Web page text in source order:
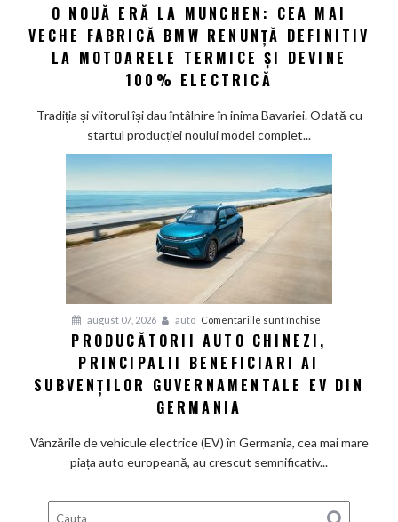
noi
O
nouă
eră
Cea
BMW
renunță
și
100%
O NOUĂ ERĂ LA MUNCHEN: CEA MAI
VECHE FABRICĂ BMW RENUNȚĂ DEFINITIV
LA MOTOARELE TERMICE ȘI DEVINE
100% ELECTRICĂ
Tradiția și viitorul își dau întâlnire în inima Bavariei. Odată cu
startul producției noului model complet...
august 07, 2026 auto Comentariile sunt închise
chinezi,
din
PRODUCĂTORII AUTO CHINEZI,
PRINCIPALII BENEFICIARI AI
SUBVENȚILOR GUVERNAMENTALE EV DIN
GERMANIA
Vânzările de vehicule electrice (EV) în Germania, cea mai mare
piața auto europeană, au crescut semnificativ...